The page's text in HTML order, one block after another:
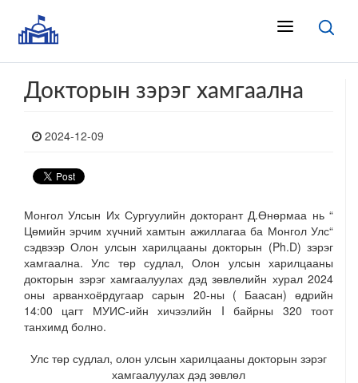
Докторын зэрэг хамгаална
2024-12-09
Монгол Улсын Их Сургуулийн докторант Д.Өнөрмаа нь “
Цөмийн эрчим хүчний хамтын ажиллагаа ба Монгол Улс“
сэдвээр Олон улсын харилцааны докторын (Ph.D) зэрэг
хамгаална. Улс төр судлал, Олон улсын харилцааны
докторын зэрэг хамгаалуулах дэд зөвлөлийн хурал 2024
оны арванхоёрдугаар сарын 20-ны ( Баасан) өдрийн
14:00 цагт МУИС-ийн хичээлийн I байрны 320 тоот
танхимд болно.
Улс төр судлал, олон улсын харилцааны докторын зэрэг
хамгаалуулах дэд зөвлөл